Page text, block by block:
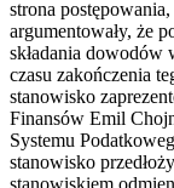
strona
argumentowały, że
składania dowodów
czasu zakończenia
stanowisko
Finansów Emil
Systemu
stanowisko
stanowiskiem